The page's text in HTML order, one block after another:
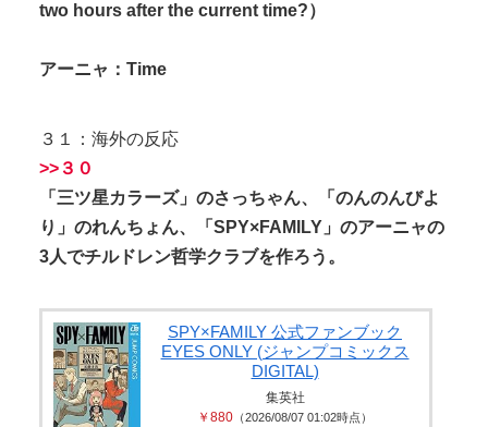
two hours after the current time?）
アーニャ：Time
３１：海外の反応
>>３０
「三ツ星カラーズ」のさっちゃん、「のんのんびよ
り」のれんちょん、「SPY×FAMILY」のアーニャの
3人でチルドレン哲学クラブを作ろう。
SPY×FAMILY 公式ファンブック
EYES ONLY (ジャンプコミックス
DIGITAL)
集英社
￥880 （2026/08/07 01:02時点）